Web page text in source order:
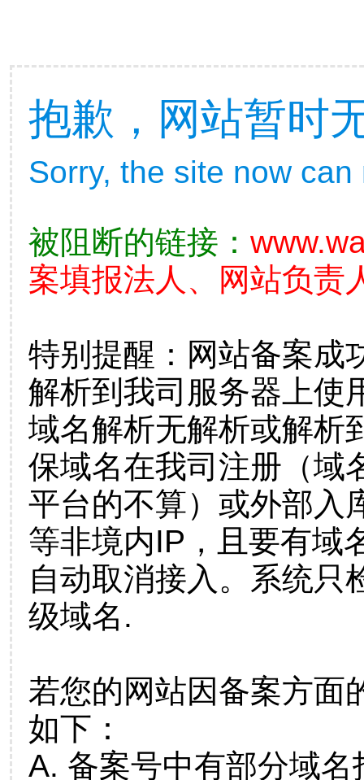
抱歉，网站暂时
Sorry, the site now
被阻断的链接：
案填报法人、网站负责
特别提醒：网站备案成
解析到我司服务器上使
域名解析无解析或解析
保域名在我司注册（域
平台的不算）或外部入
等非境内IP，且要有域
自动取消接入。系统只
级域名.
若您的网站因备案方面
如下：
A. 备案号中有部分域